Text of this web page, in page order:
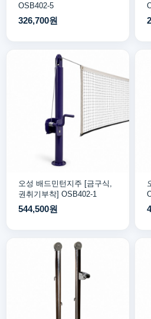
OSB402-5
326,700원
오성 배드민턴지주 [금구식,
권취기부착] OSB402-1
544,500원